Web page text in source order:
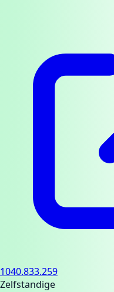
1040.833.259
Zelfstandige